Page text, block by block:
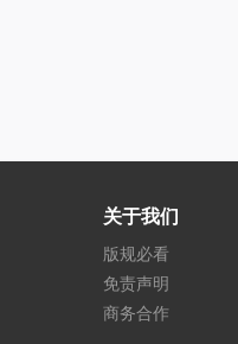
关于我们
版规必看
免责声明
商务合作